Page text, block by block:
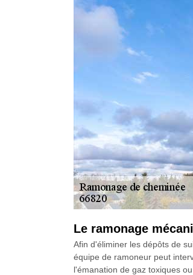
Le ramonage
Afin d'éliminer les dépôts de
équipe de ramoneur peut
l'émanation de gaz toxiques